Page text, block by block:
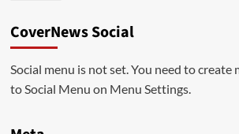
CoverNews Social
Social menu is not set. You need to create
to Social Menu on Menu Settings.